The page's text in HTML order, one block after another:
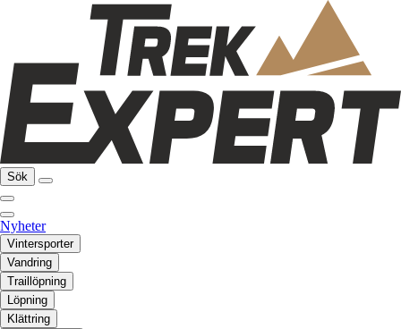
Sök
Nyheter
Vintersporter
Vandring
Traillöpning
Löpning
Klättring